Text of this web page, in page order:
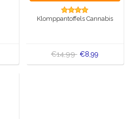
Klomppantoffels Cannabis
€14,99 €8,99